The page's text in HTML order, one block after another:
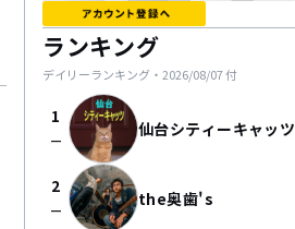
ランキング
デイリーランキング・ 2026/08/07付
1
check_indeterminate_small 仙台シティーキャッツ
2
check_indeterminate_small the奥歯's